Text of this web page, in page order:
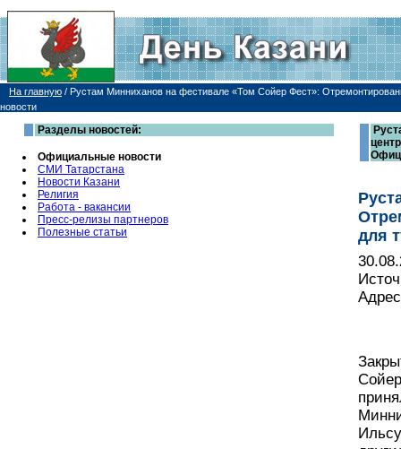
На главную / Рустам Минниханов на фестивале «Том Сойер Фест»:
новости
Разделы новостей:
Официальные новости
СМИ Татарстана
Новости Казани
Религия
Работа - вакансии
Пресс-релизы партнеров
Полезные статьи
для